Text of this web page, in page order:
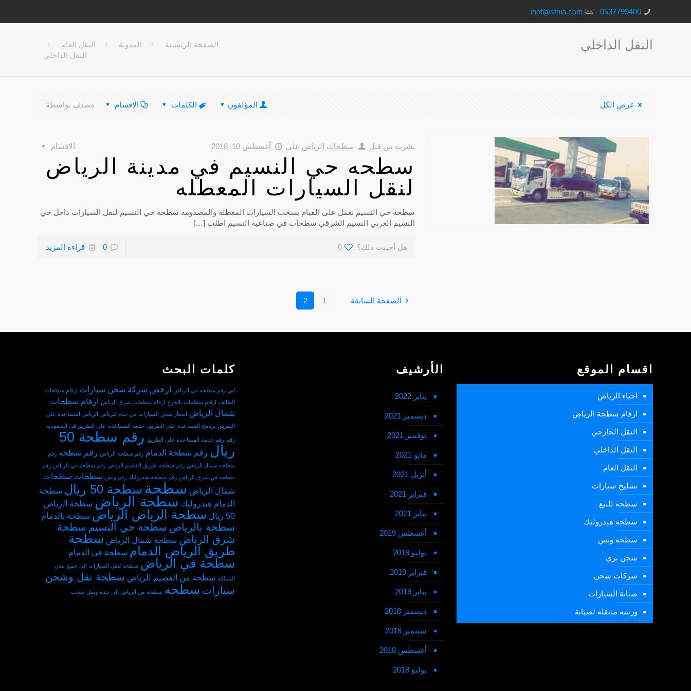
0537799400
inof@sthia.com
النقل الداخلي الصفحة الرئيسية المدونة
النقل العام
النقل الداخلي
مصنف بواسطة الاقسام الكلمات المؤلفون عرض الكل
نشرت من قبل سطحات الرياض على أغسطس 10, 2018 الاقسام
سطحه حي النسيم في مدينة الرياض
لنقل السيارات المعطله
سطحه حي النسيم نعمل على القيام بسحب السيارات المعطلة والمصدومة سطحه حي النسيم لنقل السيارات داخل حي
النسيم الغربي النسيم الشرقي سطحات في صناعية النسيم اطلب […]
هل أحببت ذلك؟ 0
0 قراءة المزيد
الصفحة السابقة 1
2
اقسام الموقع
احياء الرياض
ارقام سطجة الرياض
النقل الخارجي
النقل الداخلي
النقل العام
تشليح سيارات
سطحه للبيع
سطحه هيدروليك
سطحه ونش
شحن بري
شركات شحن
صيانة السيارات
ورشه متنقله لصيانة
الأرشيف
يناير 2022
ديسمبر 2021
نوفمبر 2021
مايو 2021
أبريل 2021
فبراير 2021
يناير 2021
أغسطس 2019
يوليو 2019
فبراير 2019
يناير 2019
ديسمبر 2018
سبتمبر 2018
أغسطس 2018
يوليو 2018
كلمات البحث
ابي رقم سطحه في الرياض ارخص شركة شحن سيارات ارقام سطحات
الطائف ارقام سطحات بالخرج ارقام سطحات شرق الرياض
ارقام سطحات
شمال الرياض اسعار شحن السيارات من جدة للرياض الرياض المساعدة على
الطريق برنامج المساعدة على الطريق خدمة المساعدة على الطريق في السعودية
رقم رقم خدمة المساعدة على الطريق
رقم سطحة 50
ريال رقم سطحة الدمام رقم سطحة الرياض رقم سطحه رقم
سطحه شمال الرياض رقم سطحه طريق القصيم الرياض رقم سطحه في الرياض رقم
سطحه في شرق الرياض رقم سطحه هيدروليك رقم ونش سطحات سطحات
شمال الرياض سطحة سطحة 50 ريال
سطحة
الدمام هيدروليك سطحة الرياض سطحة الرياض
50 ريال
سطحة الرياض الرياض سطحة بالدمام
سطحة بالرياض سطحة حي النسيم سطحة
شرق الرياض سطحة شمال الرياض سطحة
طريق الرياض الدمام سطحة في الدمام
سطحة في الرياض سطحة لنقل السيارات الى جميع مدن
المملكه سطحة من القصيم للرياض سطحة نقل وشحن
سيارات سطحه سطحه من الرياض الى جده ونش سحب